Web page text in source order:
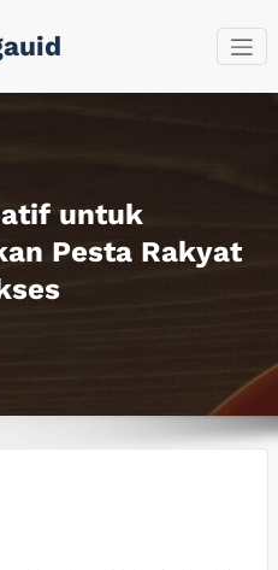
untuk
Pesta Rakyat